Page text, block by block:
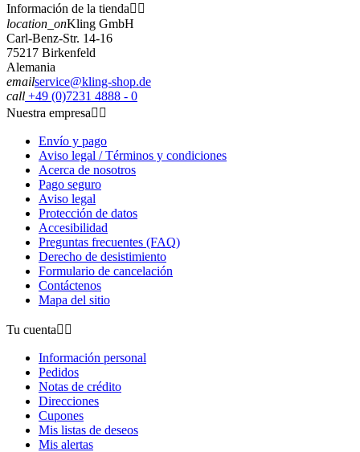
Información de la tienda 
location_onKling GmbH
Carl-Benz-Str. 14-16
75217 Birkenfeld
Alemania
emailservice@kling-shop.de
call +49 (0)7231 4888 - 0
Nuestra empresa 
Envío y pago
Aviso legal / Términos y condiciones
Acerca de nosotros
Pago seguro
Aviso legal
Protección de datos
Accesibilidad
Preguntas frecuentes (FAQ)
Derecho de desistimiento
Formulario de cancelación
Contáctenos
Mapa del sitio
Tu cuenta 
Información personal
Pedidos
Notas de crédito
Direcciones
Cupones
Mis listas de deseos
Mis alertas